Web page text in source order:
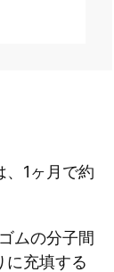
1ヶ月で約
ムの分子間
に充填する